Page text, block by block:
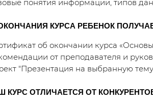
понятия информации, типов
КУРСА РЕБЕНОК
об окончании курса
от преподавателя и
"Презентация на выбранную
КУРС ОТЛИЧАЕТСЯ ОТ